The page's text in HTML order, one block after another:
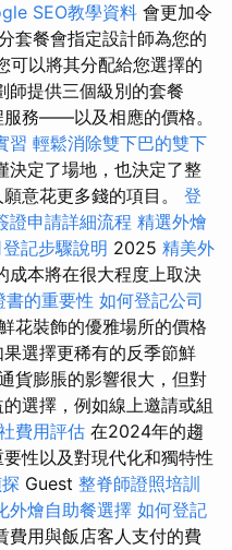
SEO教學資料 會更加令
套餐會指定設計師為您的
可以將其分配給您選擇的
師提供三個級別的套餐
務——以及相應的價格。
習 輕鬆消除雙下巴的雙下
決定了場地，也決定了整
意花更多錢的項目。 登
證申請詳細流程 精選外燴
記步驟說明 2025 精美外
成本將在很大程度上取決
書的重要性 如何登記公司
花裝飾的優雅場所的價格
選擇更稀有的反季節鮮
貨膨脹的影響很大，但對
選擇，例如線上邀請或組
費用評估 在2024年的趨
性以及對現代化和獨特性
Guest 整脊師證照培訓
外燴自助餐選擇 如何登記
費用與飯店客人支付的費